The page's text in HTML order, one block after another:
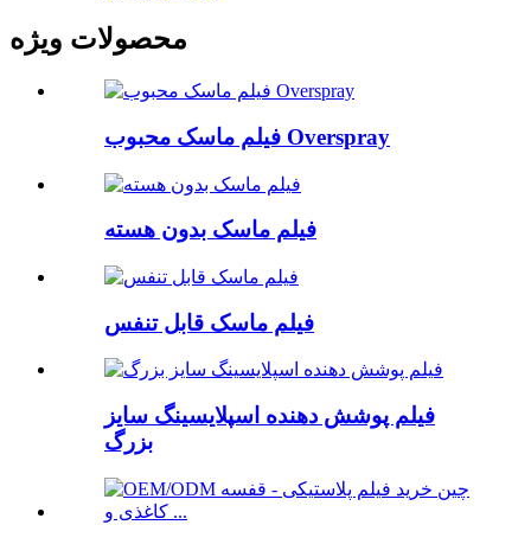
محصولات ویژه
فیلم ماسک محبوب Overspray
فیلم ماسک بدون هسته
فیلم ماسک قابل تنفس
فیلم پوشش دهنده اسپلایسینگ سایز
بزرگ